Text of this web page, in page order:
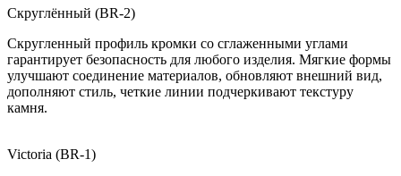
Скруглённый (BR-2)
Скругленный профиль кромки со сглаженными углами
гарантирует безопасность для любого изделия. Мягкие формы
улучшают соединение материалов, обновляют внешний вид,
дополняют стиль, четкие линии подчеркивают текстуру
камня.
Victoria (BR-1)